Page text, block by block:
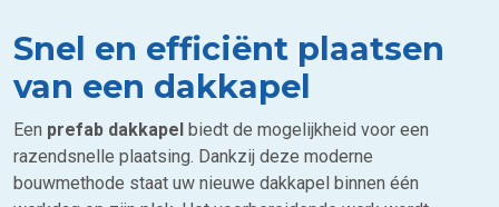
Snel en efficiënt plaatsen
van een dakkapel
Een prefab dakkapel biedt de mogelijkheid voor een
razendsnelle plaatsing. Dankzij deze moderne
bouwmethode staat uw nieuwe dakkapel binnen één